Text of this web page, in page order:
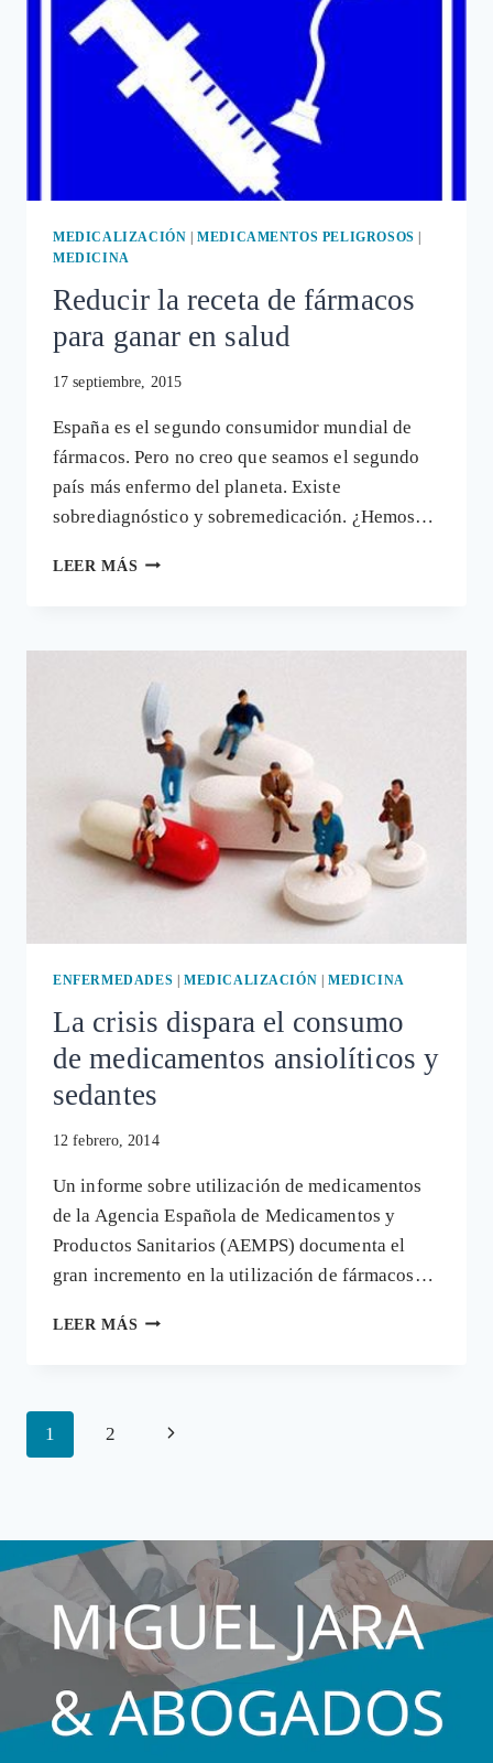
(FÁRMACOS
ANSIOLÍTICOS
Y
SOMNÍFEROS)
MEDICALIZACIÓN |MEDICAMENTOS PELIGROSOS
MEDICINA
Reducir la receta de fármacos
para ganar en salud
17 septiembre, 2015
España es el segundo consumidor mundial de
fármacos. Pero no creo que seamos el segundo
país más enfermo del planeta. Existe
sobrediagnóstico y sobremedicación. ¿Hemos…
LEER MÁS REDUCIR
FÁRMACOS
GANAR
EN
SALUD
ENFERMEDADES MEDICALIZACIÓN |MEDICINA
La crisis dispara el consumo
de medicamentos ansiolíticos y
sedantes
12 febrero, 2014
Un informe sobre utilización de medicamentos
de la Agencia Española de Medicamentos y
Productos Sanitarios (AEMPS) documenta el
gran incremento en la utilización de fármacos…
LEER MÁS LA
Navegación
de
1 2
Siguiente